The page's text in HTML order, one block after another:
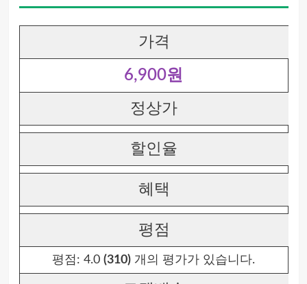
가격
6,900원
정상가
할인율
혜택
평점
평점: 4.0 (310) 개의 평가가 있습니다.